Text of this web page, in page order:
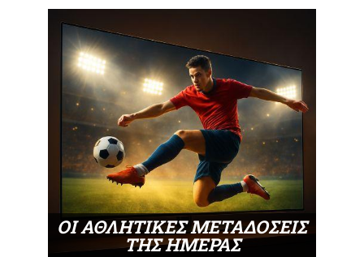
ΟΙ ΑΘΛΗΤΙΚΕΣ ΜΕΤΑΔΟΣΕΙΣ
ΤΗΣ ΗΜΕΡΑΣ